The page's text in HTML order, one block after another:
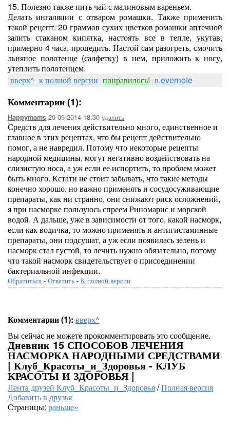
15. Полезно также пить чай с малиновым вареньем.
Делать ингаляции с отваром ромашки. Также применить
такой рецепт: 20 граммов сухих цветков ромашки аптечной
залить стаканом кипятка, настоять все в тепле, укутав,
примерно 4 часа, процедить. Настой сам разогреть, смочить
льняное полотенце (салфетку) в нем, приложить к носу,
утеплить полотенцем.
вверх^ к полной версии понравилось! в evernote
Комментарии (1):
Happymams 20-09-2014-18:30 удалить
Средств для лечения действительно много, единственное и
главное в этих рецептах, что бы рецепт действительно
помог, а не навредил. Потому что некоторые рецепты
народной медицины, могут негативно воздействовать на
слизистую носа, а уж если ее испортить, то проблем может
быть много. Кстати не стоит забывать, что такие методы
конечно хорошо, но важно применять и сосудосуживающие
препараты, как ни странно, они снижают риск осложнений,
я при насморке пользуюсь спреем Риномарис и морской
водой. А дальше, уже в зависимости от того, какой насморк,
если как водичка, то можно применять и антигистаминные
препараты, они подсушат, а уж если появилась зелень и
насморк стал густой, то лечить нужно обязательно, потому
что такой насморк свидетельствует о присоединении
бактериальной инфекции.
Обратиться - Ответить - К полной версии
Комментарии (1): вверх^
Вы сейчас не можете прокомментировать это сообщение.
Дневник 15 СПОСОБОВ ЛЕЧЕНИЯ
НАСМОРКА НАРОДНЫМИ СРЕДСТВАМИ
| Клуб_Красоты_и_Здоровья - КЛУБ
КРАСОТЫ И ЗДОРОВЬЯ |
Лента друзей Клуб_Красоты_и_Здоровья/Полная версия
Добавить в друзья
Страницы: раньше»